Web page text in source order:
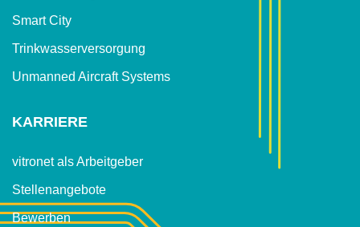
Smart City
Trinkwasser­versorgung
Unmanned Aircraft Systems
KARRIERE
vitronet als Arbeitgeber
Stellenangebote
Bewerben